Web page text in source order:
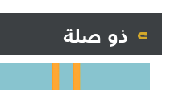
ذو صلة